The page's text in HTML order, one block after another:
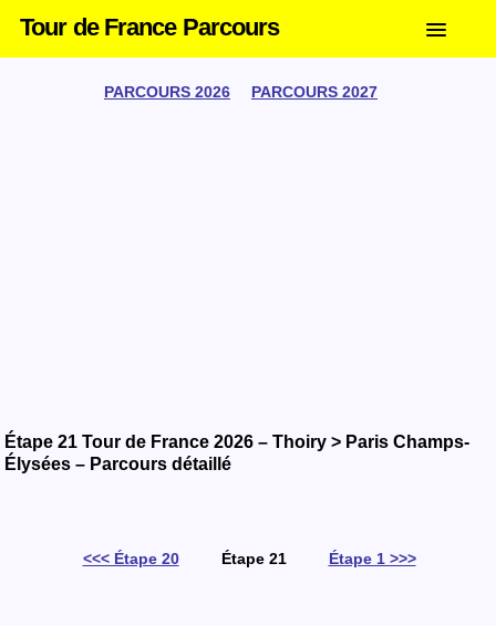
Tour de France Parcours
PARCOURS 2026 PARCOURS 2027
Étape 21 Tour de France 2026 – Thoiry > Paris Champs-
Élysées – Parcours détaillé
<<< Étape 20 Étape 21 Étape 1 >>>